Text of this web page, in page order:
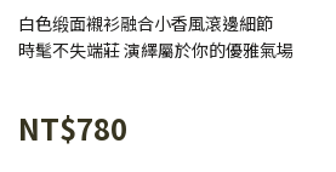
白色缎面襯衫融合小香風滾邊細節
時髦不失端莊 演繹屬於你的優雅氣場
NT$780